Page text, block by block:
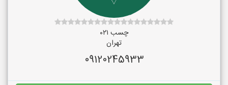
چسب ۰۲۱
تهران
09120245933